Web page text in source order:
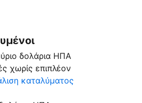
δολάρια ΗΠΑ
χωρίς επιπλέον
καταλύματος